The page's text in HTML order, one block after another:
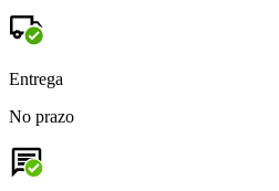
Entrega
No prazo